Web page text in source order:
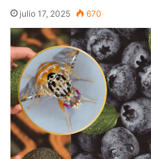
julio 17, 2025 670